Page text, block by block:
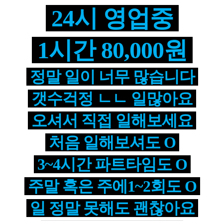
24시 영업중
1시간 80,000원
정말 일이 너무 많습니다
갯수걱정 ㄴㄴ 일많아요
오셔서 직접 일해보세요
처음 일해보셔도 O
3~4시간 파트타임도 O
주말 혹은 주에1~2회도 O
일 정말 못해도 괜찮아요